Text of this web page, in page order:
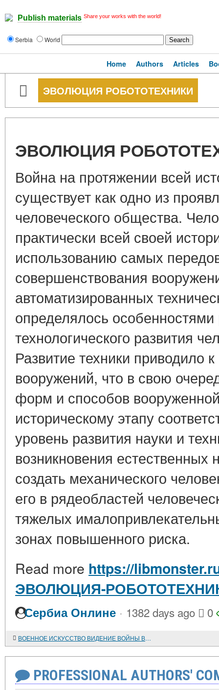
Publish materials Share your works with the world!
Serbia World
Home Authors Articles
ЭВОЛЮЦИЯ РОБОТОТЕХНИКИ
ЭВОЛЮЦИЯ
Война на протяжении всей
существует как одно из
человеческого общества.
практически всей своей
использованию самых
совершенствования
автоматизированных
определялось особенностями
технологического развития
Развитие техники приводило
вооружений, что в свою
форм и способов
историческому этапу
уровень развития науки и
возникновения естественных
создать механического
его в рядеобластей
тяжелых
зонах повышенного риска.
Read more https://
ЭВОЛЮЦИЯ-
Сербиа Онлине · 1382 days ago 0
ВОЕННОЕ ИСКУССТВО ВИДЕНИЕ ВОЙНЫ ВООРУЖЕННАЯ БОРЬБА
PROFESSIONAL AUTHORS'